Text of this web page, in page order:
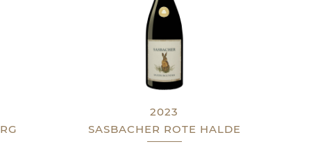
2023
SASBACHER ROTE HALDE